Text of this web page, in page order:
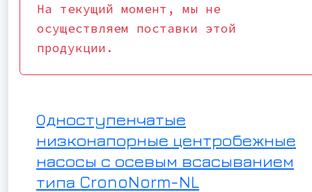
На текущий момент, мы не
осуществляем поставки этой
продукции.
Одноступенчатые
низконапорные центробежные
насосы с осевым всасыванием
типа CronoNorm-NL